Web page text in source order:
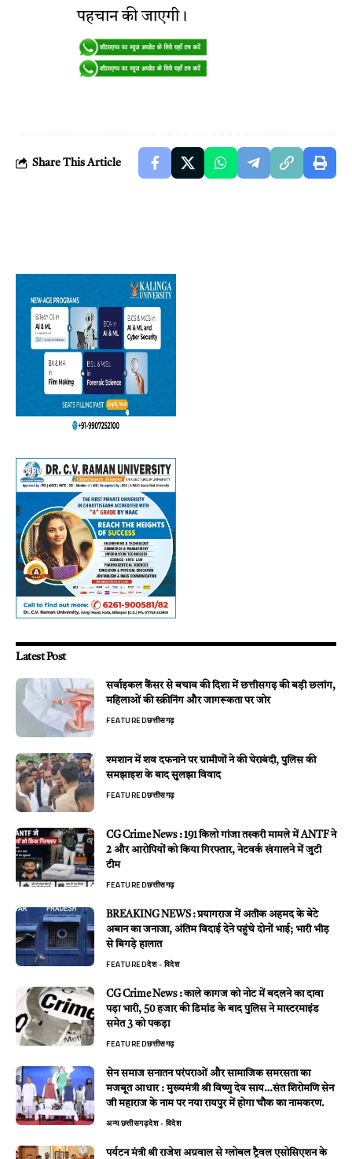
पहचान की जाएगी।
Share This Article
Latest Post
सर्वाइकल कैंसर से बचाव की दिशा में छत्तीसगढ़ की बड़ी छलांग,
महिलाओं की स्क्रीनिंग और जागरूकता पर जोर
FEATUREDछत्तीसगढ़
श्मशान में शव दफनाने पर ग्रामीणों ने की घेराबंदी, पुलिस की
समझाइश के बाद सुलझा विवाद
FEATUREDछत्तीसगढ़
CG Crime News : 191 किलो गांजा तस्करी मामले में ANTF ने
2 और आरोपियों को किया गिरफ्तार, नेटवर्क खंगालने में जुटी
टीम
FEATUREDछत्तीसगढ़
BREAKING NEWS : प्रयागराज में अतीक अहमद के बेटे
अबान का जनाजा, अंतिम विदाई देने पहुंचे दोनों भाई; भारी भीड़
से बिगड़े हालात
FEATUREDदेश - विदेश
CG Crime News : काले कागज को नोट में बदलने का दावा
पड़ा भारी, 50 हजार की डिमांड के बाद पुलिस ने मास्टरमाइंड
समेत 3 को पकड़ा
FEATUREDछत्तीसगढ़
सेन समाज सनातन परंपराओं और सामाजिक समरसता का
मजबूत आधार : मुख्यमंत्री श्री विष्णु देव साय…संत शिरोमणि सेन
जी महाराज के नाम पर नया रायपुर में होगा चौक का नामकरण.
अन्यछत्तीसगढ़देश - विदेश
पर्यटन मंत्री श्री राजेश अग्रवाल से ग्लोबल ट्रैवल एसोसिएशन के